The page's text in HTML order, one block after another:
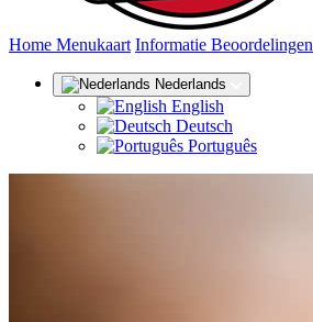
Home (huidige)
Menukaart Informatie Beoordelingen
Nederlands
English
Deutsch
Português